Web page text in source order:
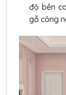
độ bền
gỗ công